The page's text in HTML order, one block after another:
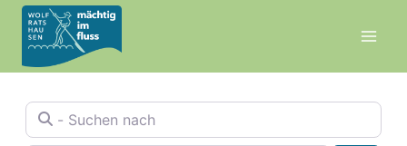
Zum
Inhalt
springen
- Suchen nach